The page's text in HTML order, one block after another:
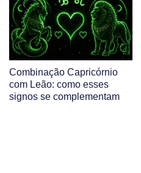
Combinação Capricórnio
com Leão: como esses
signos se complementam